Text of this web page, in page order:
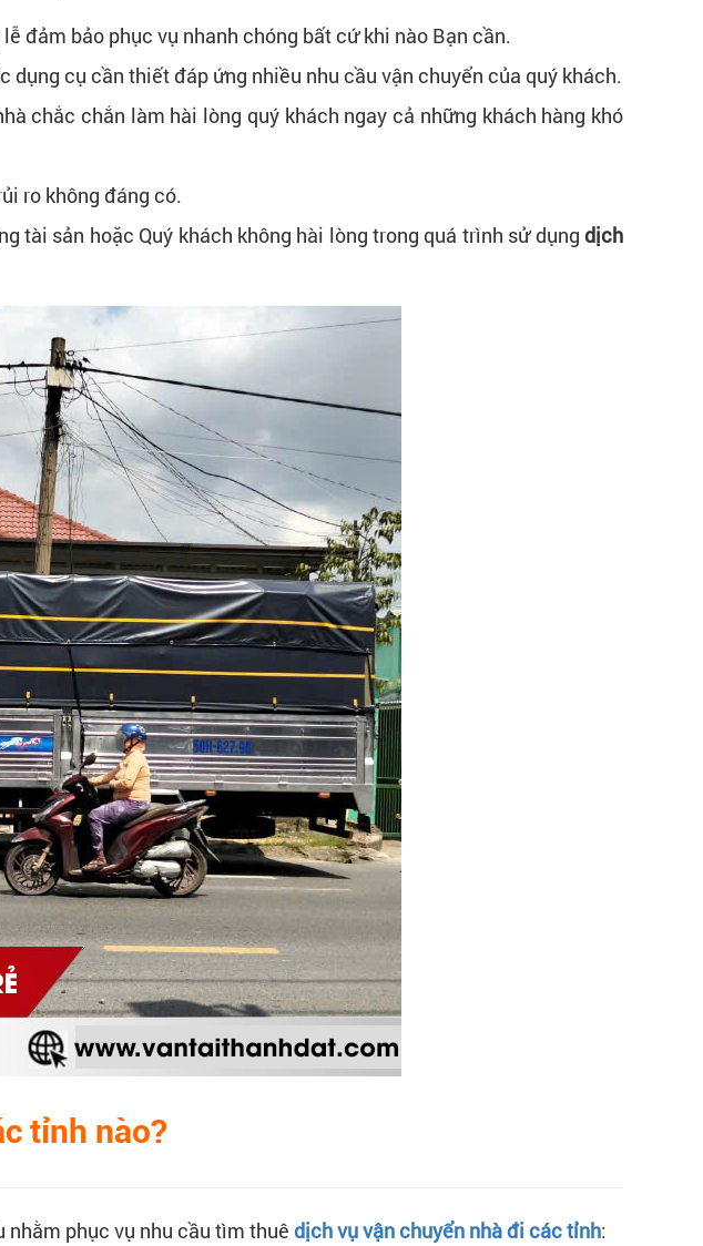
đảm bảo phục vụ nhanh chóng bất cứ khi nào Bạn cần.
cụ cần thiết đáp ứng nhiều nhu cầu vận chuyển của quý khách.
chắc chắn làm hài lòng quý khách ngay cả những khách hàng khó
ro không đáng có.
tài sản hoặc Quý khách không hài lòng trong quá trình sử dụngdịch
tỉnh nào?
nhằm phục vụ nhu cầu tìm thuê dịch vụ vận chuyển nhà đi các tỉnh: